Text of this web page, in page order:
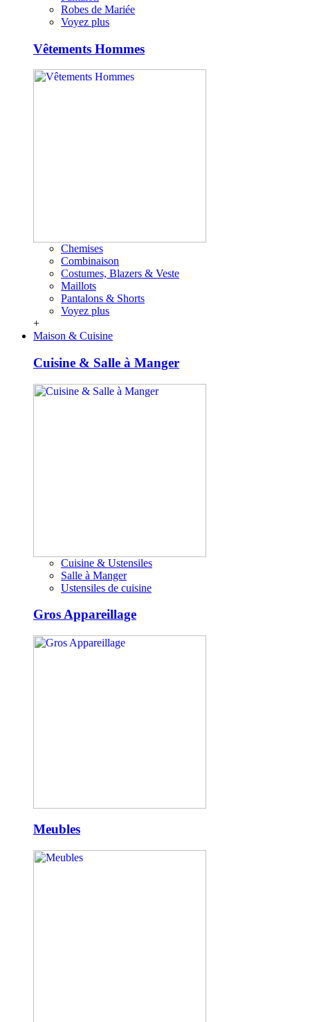
Robes de Mariée
Voyez plus
Vêtements Hommes
Chemises
Combinaison
Costumes, Blazers & Veste
Maillots
Pantalons & Shorts
Voyez plus
+
Maison & Cuisine
Cuisine & Salle à Manger
Cuisine & Ustensiles
Salle à Manger
Ustensiles de cuisine
Gros Appareillage
Meubles